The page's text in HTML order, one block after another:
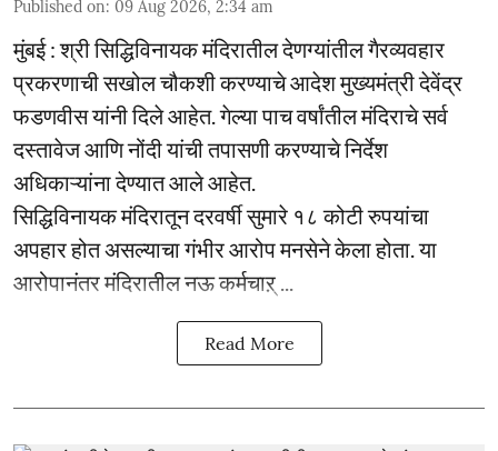
Published on: 09 Aug 2026, 2:34 am
मुंबई : श्री सिद्धिविनायक मंदिरातील देणग्यांतील गैरव्यवहार
प्रकरणाची सखोल चौकशी करण्याचे आदेश मुख्यमंत्री देवेंद्र
फडणवीस यांनी दिले आहेत. गेल्या पाच वर्षांतील मंदिराचे सर्व
दस्तावेज आणि नोंदी यांची तपासणी करण्याचे निर्देश
अधिकाऱ्यांना देण्यात आले आहेत.
सिद्धिविनायक मंदिरातून दरवर्षी सुमारे १८ कोटी रुपयांचा
अपहार होत असल्याचा गंभीर आरोप मनसेने केला होता. या
आरोपानंतर मंदिरातील नऊ कर्मचाऱ् ...
Read More